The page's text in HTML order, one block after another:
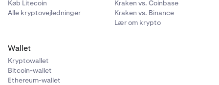
Køb Litecoin
Alle kryptovejledninger
Kraken vs. Coinbase
Kraken vs. Binance
Lær om krypto
Wallet
Kryptowallet
Bitcoin-wallet
Ethereum-wallet